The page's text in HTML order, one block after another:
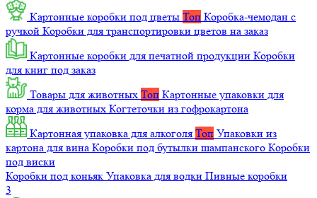
Картонные коробки под цветы Топ Коробка-чемодан с
ручкой Коробки для транспортировки цветов на заказ
Картонные коробки для печатной продукции Коробки
для книг под заказ
Товары для животных Топ Картонные упаковки для
корма для животных Когтеточки из гофрокартона
Картонная упаковка для алкоголя Топ Упаковки из
картона для вина Коробки под бутылки шампанского Коробки
под виски
Коробки под коньяк Упаковка для водки Пивные коробки
3